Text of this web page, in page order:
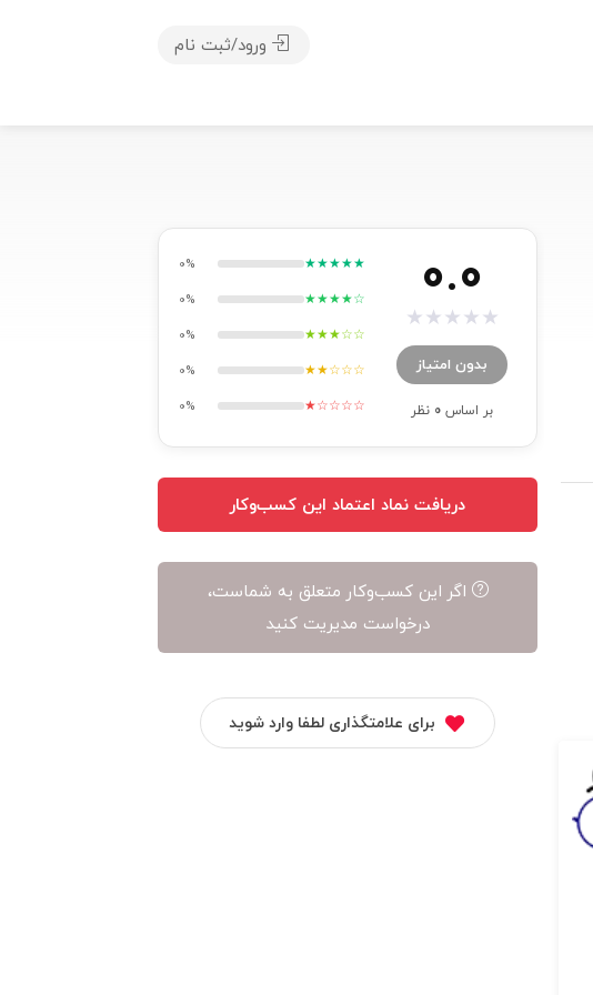
ورود/ثبت نام
0.0
★
★
★
★
★
بدون امتیاز
بر اساس0 نظر
★★★★★
0%
★★★★☆
0%
★★★☆☆
0%
★★☆☆☆
0%
★☆☆☆☆
0%
دریافت نماد اعتماد این کسب‌وکار
اگر این کسب‌وکار متعلق به شماست،
درخواست مدیریت کنید
برای علامتگذاری لطفا وارد شوید